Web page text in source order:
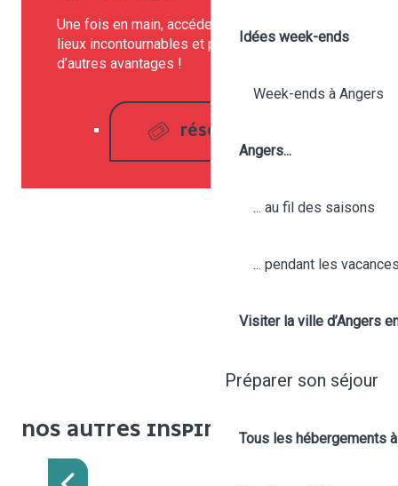
Idées week-ends
Week-ends à Angers
Angers...
... au fil des saisons
... pendant les
Visiter la ville d’Angers
Préparer son séjour
Tous les hébergements
Une fois en main, accédez librement à 25
lieux incontournables et profitez de plein
d’autres avantages !
RÉSERVER
NOS AUTRES INSPIRATIONS :
WEEK-END ROMANTIQUE
AU CŒUR DU VIGNOBLE
DU VAL DE LOIRE